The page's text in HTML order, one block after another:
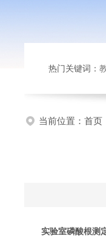
热门关键词：
当前位置： 首页
实验室磷酸根测